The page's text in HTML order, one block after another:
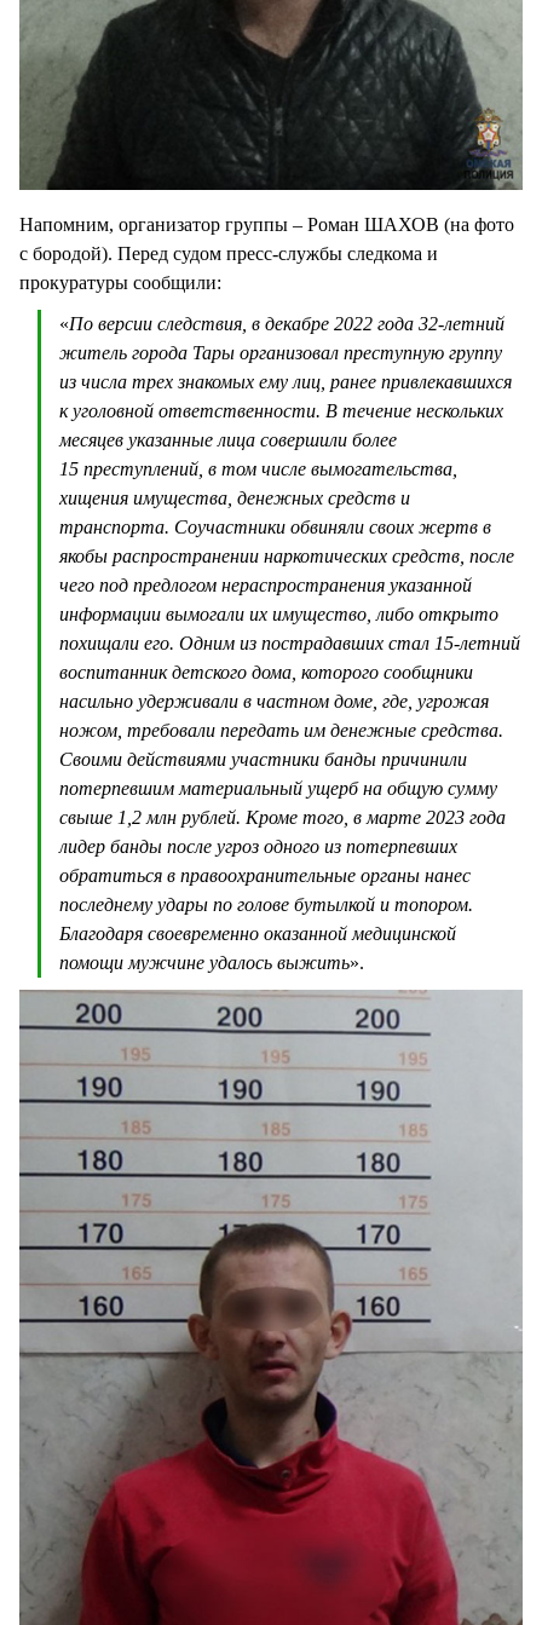
Напомним, организатор группы – Роман ШАХОВ (на фото
с бородой). Перед судом пресс-службы следкома и
прокуратуры сообщили:
«По версии следствия, в декабре 2022 года 32-летний
житель города Тары организовал преступную группу
из числа трех знакомых ему лиц, ранее привлекавшихся
к уголовной ответственности. В течение нескольких
месяцев указанные лица совершили более
15 преступлений, в том числе вымогательства,
хищения имущества, денежных средств и
транспорта. Соучастники обвиняли своих жертв в
якобы распространении наркотических средств, после
чего под предлогом нераспространения указанной
информации вымогали их имущество, либо открыто
похищали его. Одним из пострадавших стал 15-летний
воспитанник детского дома, которого сообщники
насильно удерживали в частном доме, где, угрожая
ножом, требовали передать им денежные средства.
Своими действиями участники банды причинили
потерпевшим материальный ущерб на общую сумму
свыше 1,2 млн рублей. Кроме того, в марте 2023 года
лидер банды после угроз одного из потерпевших
обратиться в правоохранительные органы нанес
последнему удары по голове бутылкой и топором.
Благодаря своевременно оказанной медицинской
помощи мужчине удалось выжить».